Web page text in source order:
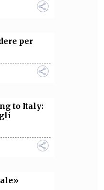
per
to Italy: